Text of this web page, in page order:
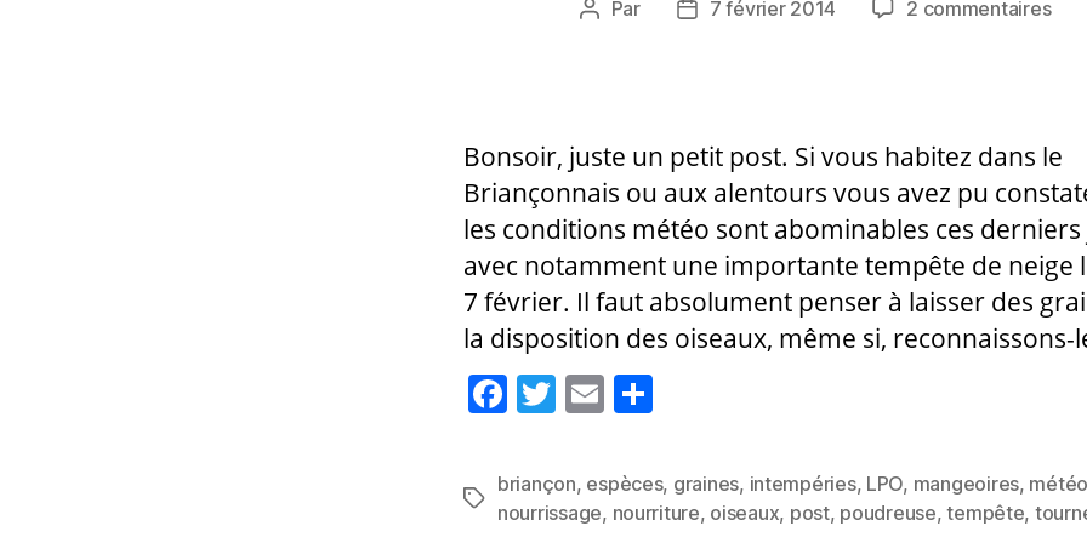
Auteur
Par
Date7 février 2014 2 commentairessur
que
le
!
Bonsoir, juste un petit post. Si vous habitez dans le
Briançonnais ou aux alentours vous avez pu
les conditions météo sont abominables ces derniers
avec notamment une importante tempête de neige
7 février. Il faut absolument penser à laisser des
la disposition des oiseaux, même si, reconnaissons-
F
c
e
T
itt
er
E
ai
l
rt
a
Étiquettes
briançon, espèces, graines, intempéries, LPO, mangeoires, météo
nourrissage, nourriture, oiseaux, post, poudreuse,tempête,